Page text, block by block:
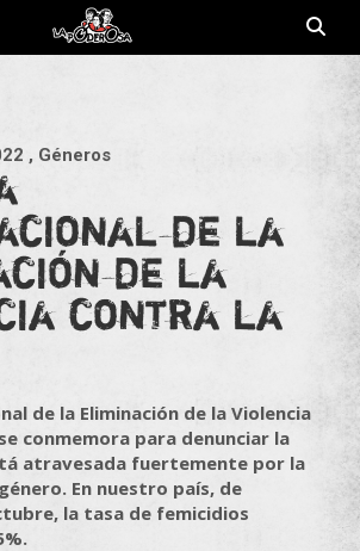
, Géneros
de la
de la
contra la
de la Eliminación de la Violencia
conmemora para denunciar la
atravesada fuertemente por la
En nuestro país, de
la tasa de femicidios